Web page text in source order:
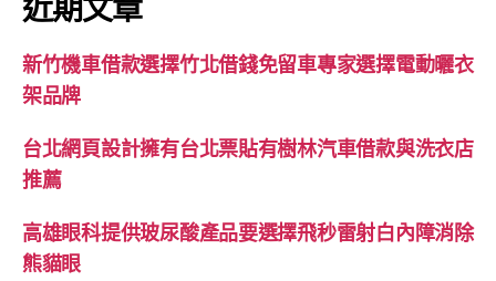
字:
新竹機車借款選擇竹北借錢免留車專家選擇電動曬衣
架品牌
台北網頁設計擁有台北票貼有樹林汽車借款與洗衣店
推薦
高雄眼科提供玻尿酸產品要選擇飛秒雷射白內障消除
熊貓眼